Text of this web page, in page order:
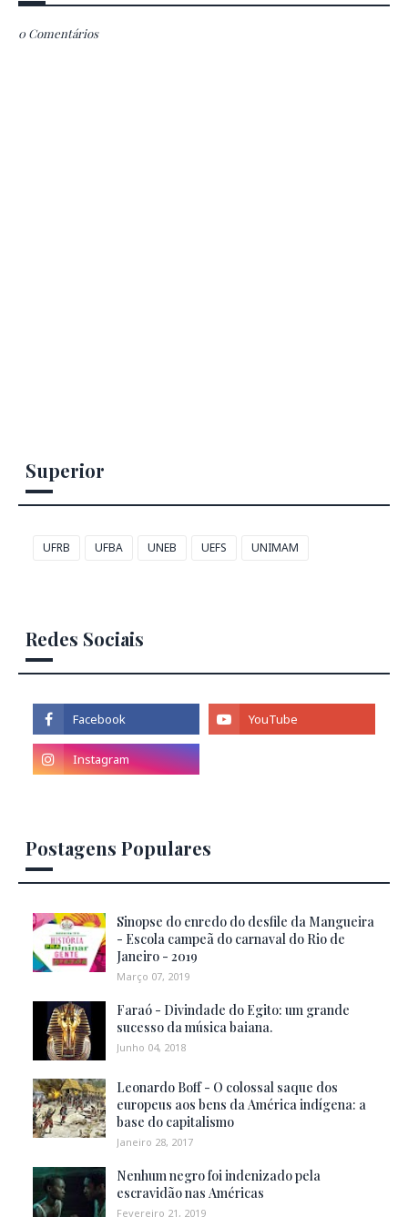
0 Comentários
Superior
UFRB UFBA UNEB UEFS UNIMAM
Redes Sociais
Postagens Populares
Sinopse do enredo do desfile da Mangueira
- Escola campeã do carnaval do Rio de
Janeiro - 2019
Março 07, 2019
Faraó - Divindade do Egito: um grande
sucesso da música baiana.
Junho 04, 2018
Leonardo Boff - O colossal saque dos
europeus aos bens da América indígena: a
base do capitalismo
Janeiro 28, 2017
Nenhum negro foi indenizado pela
escravidão nas Américas
Fevereiro 21, 2019